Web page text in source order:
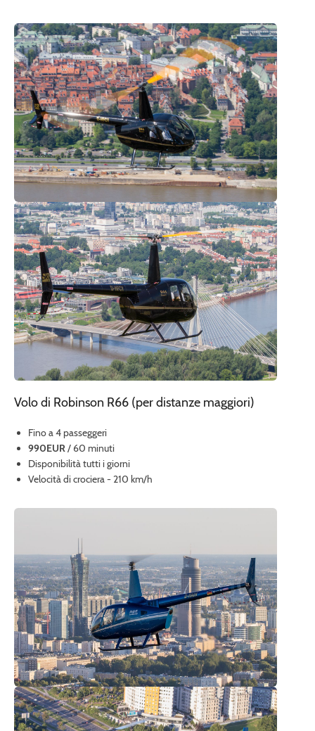
Volo di Robinson R66 (per distanze maggiori)
Fino a 4 passeggeri
990EUR/ 60 minuti
Disponibilità tutti i giorni
Velocità di crociera - 210 km/h